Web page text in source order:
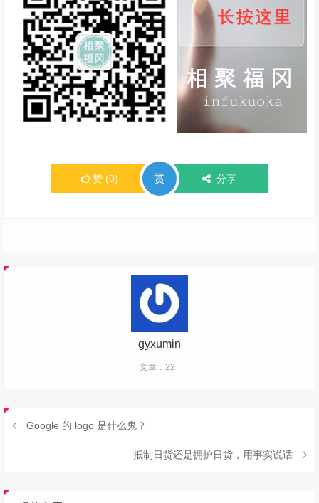
赞 (0) 赏 分享
gyxumin
文章：22
Google 的 logo 是什么鬼？
抵制日货还是拥护日货，用事实说话